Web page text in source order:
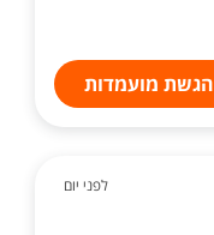
הגשת מועמדות
לפני יום